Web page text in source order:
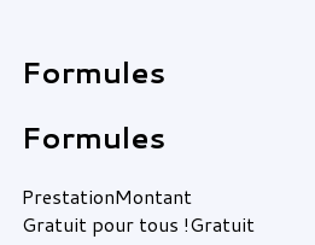
Formules
Formules
PrestationMontant
Gratuit pour tous !Gratuit